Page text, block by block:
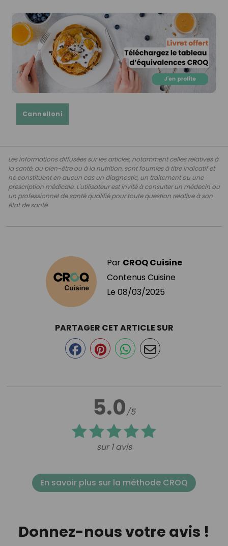
Cannelloni
Les informations diffusées sur les articles, notamment celles relatives à
la santé, au bien-être ou à la nutrition, sont fournies à titre indicatif et
ne constituent en aucun cas un diagnostic, un traitement ou une
prescription médicale. L'utilisateur est invité à consulter un médecin ou
un professionnel de santé qualifié pour toute question relative à son
état de santé.
Par CROQ Cuisine
Contenus Cuisine
Le 08/03/2025
5.0/5
sur 1 avis
PARTAGER CET ARTICLE SUR
En savoir plus sur la méthode CROQ
Donnez-nous votre avis !